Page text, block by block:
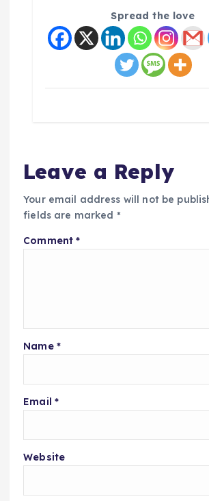
Spread the love
Leave a Reply
Your email address will not be
fields are marked *
Comment*
Name *
Email *
Website